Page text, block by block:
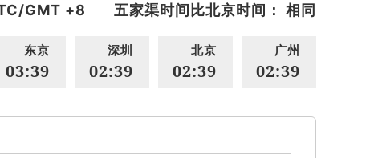
GMT +8 五家渠时间比北京时间： 相同
东京
03:39
深圳
02:39
北京
02:39
广州
02:39